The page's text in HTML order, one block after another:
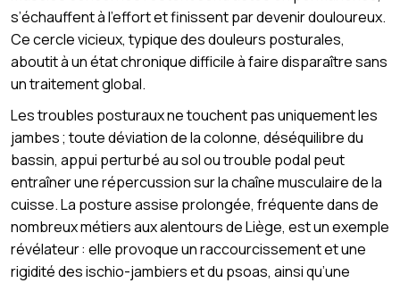
s’échauffent à l’effort et finissent par devenir douloureux.
Ce cercle vicieux, typique des douleurs posturales,
aboutit à un état chronique difficile à faire disparaître sans
un traitement global.
Les troubles posturaux ne touchent pas uniquement les
jambes ; toute déviation de la colonne, déséquilibre du
bassin, appui perturbé au sol ou trouble podal peut
entraîner une répercussion sur la chaîne musculaire de la
cuisse. La posture assise prolongée, fréquente dans de
nombreux métiers aux alentours de Liège, est un exemple
révélateur : elle provoque un raccourcissement et une
rigidité des ischio-jambiers et du psoas, ainsi qu’une